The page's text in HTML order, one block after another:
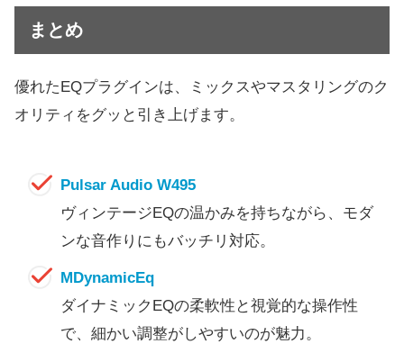
まとめ
優れたEQプラグインは、ミックスやマスタリングのク
オリティをグッと引き上げます。
Pulsar Audio W495
ヴィンテージEQの温かみを持ちながら、モダ
ンな音作りにもバッチリ対応。
MDynamicEq
ダイナミックEQの柔軟性と視覚的な操作性
で、細かい調整がしやすいのが魅力。